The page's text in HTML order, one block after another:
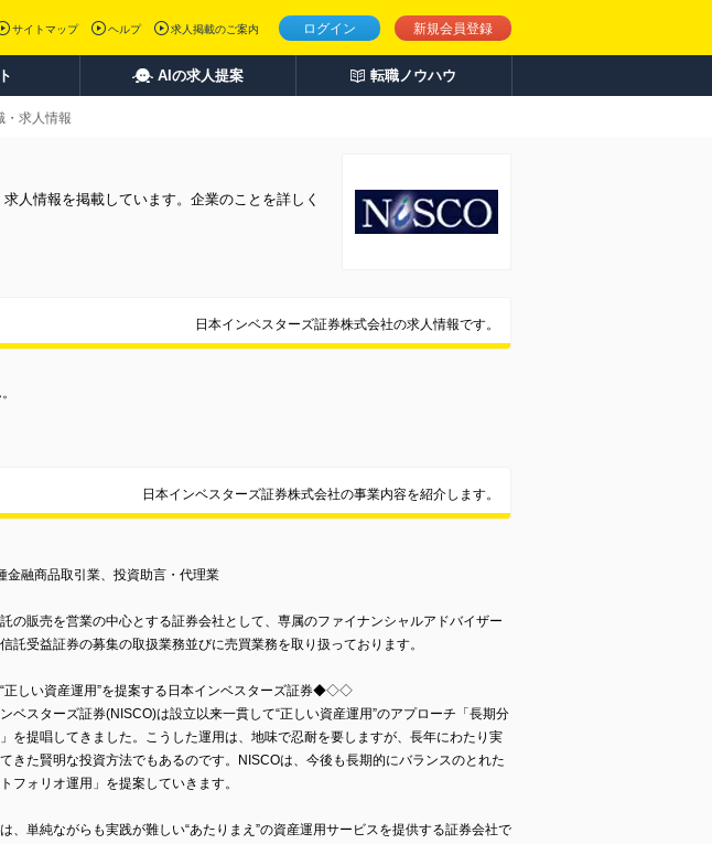
ログイン 新規会員登録
サイトマップ ヘルプ 求人掲載のご案内
AIの求人提案 転職ノウハウ
・求人情報
人情報を掲載しています。企業のことを詳しく
日本インベスターズ証券株式会社の求人情報です。
日本インベスターズ証券株式会社の事業内容を紹介します。
金融商品取引業、投資助言・代理業
の販売を営業の中心とする証券会社として、専属のファイナンシャルアドバイザー
託受益証券の募集の取扱業務並びに売買業務を取り扱っております。
しい資産運用”を提案する日本インベスターズ証券◆◇◇
ベスターズ証券(NISCO)は設立以来一貫して“正しい資産運用”のアプローチ「長期分
を提唱してきました。こうした運用は、地味で忍耐を要しますが、長年にわたり実
きた賢明な投資方法でもあるのです。NISCOは、今後も長期的にバランスのとれた
トフォリオ運用」を提案していきます。
、単純ながらも実践が難しい“あたりまえ”の資産運用サービスを提供する証券会社で